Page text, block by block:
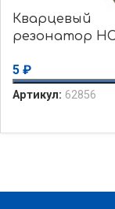
Кварцевый
резонатор
30ppm
5 ₽
Артикул: 62856